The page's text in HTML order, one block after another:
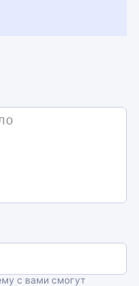
с вами смогут